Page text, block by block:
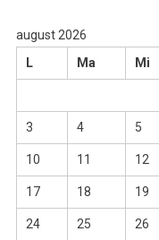
august 2026
L
Ma Mi
3 4 5
10 11 12
17 18 19
24 25 26